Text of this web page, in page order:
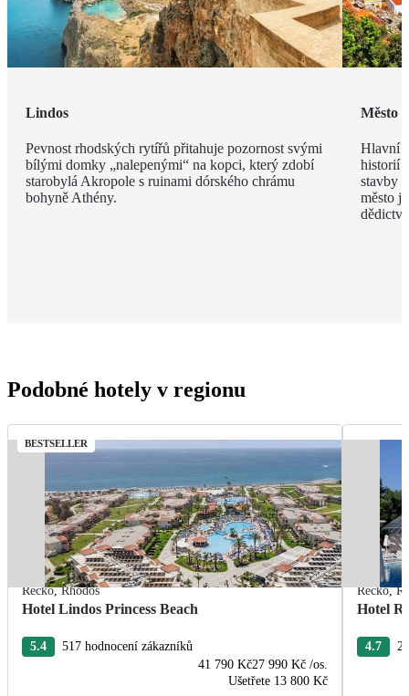
Lindos
Pevnost rhodských rytířů přitahuje pozornost svými
bílými domky „nalepenými“ na kopci, který zdobí
starobylá Akropole s ruinami dórského chrámu
bohyně Athény.
Město
Hlavní
historií
stavby
město
Podobné hotely v regionu
BESTSELLER
Řecko,Rhodos
Hotel Lindos Princess Beach
5.4
517 hodnocení zákazníků
41 790 Kč27 990 Kč /os.
Ušetřete 13 800 Kč
Řecko,
Hotel
4.7